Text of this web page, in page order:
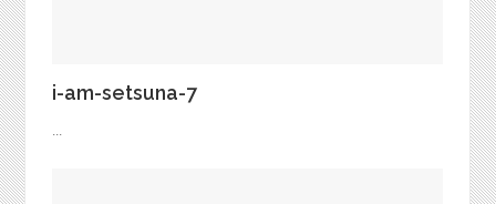
i-am-setsuna-7
...